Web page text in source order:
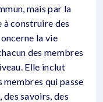
mais par la
à construire des
la vie
des membres
Elle inclut
membres qui passe
des savoirs, des